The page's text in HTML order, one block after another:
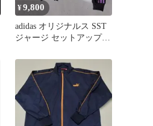
¥9,800
adidas オリジナルス SST
ジャージ セットアップ